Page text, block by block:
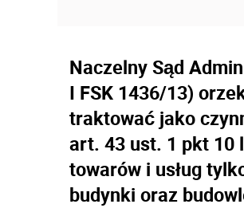
Naczelny Sąd
I FSK 1436/13)
traktować jako
art. 43 ust. 1 pkt 10
towarów i usług
budynki oraz